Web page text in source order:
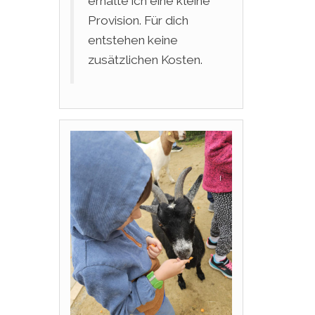
Provision. Für dich
entstehen keine
zusätzlichen Kosten.